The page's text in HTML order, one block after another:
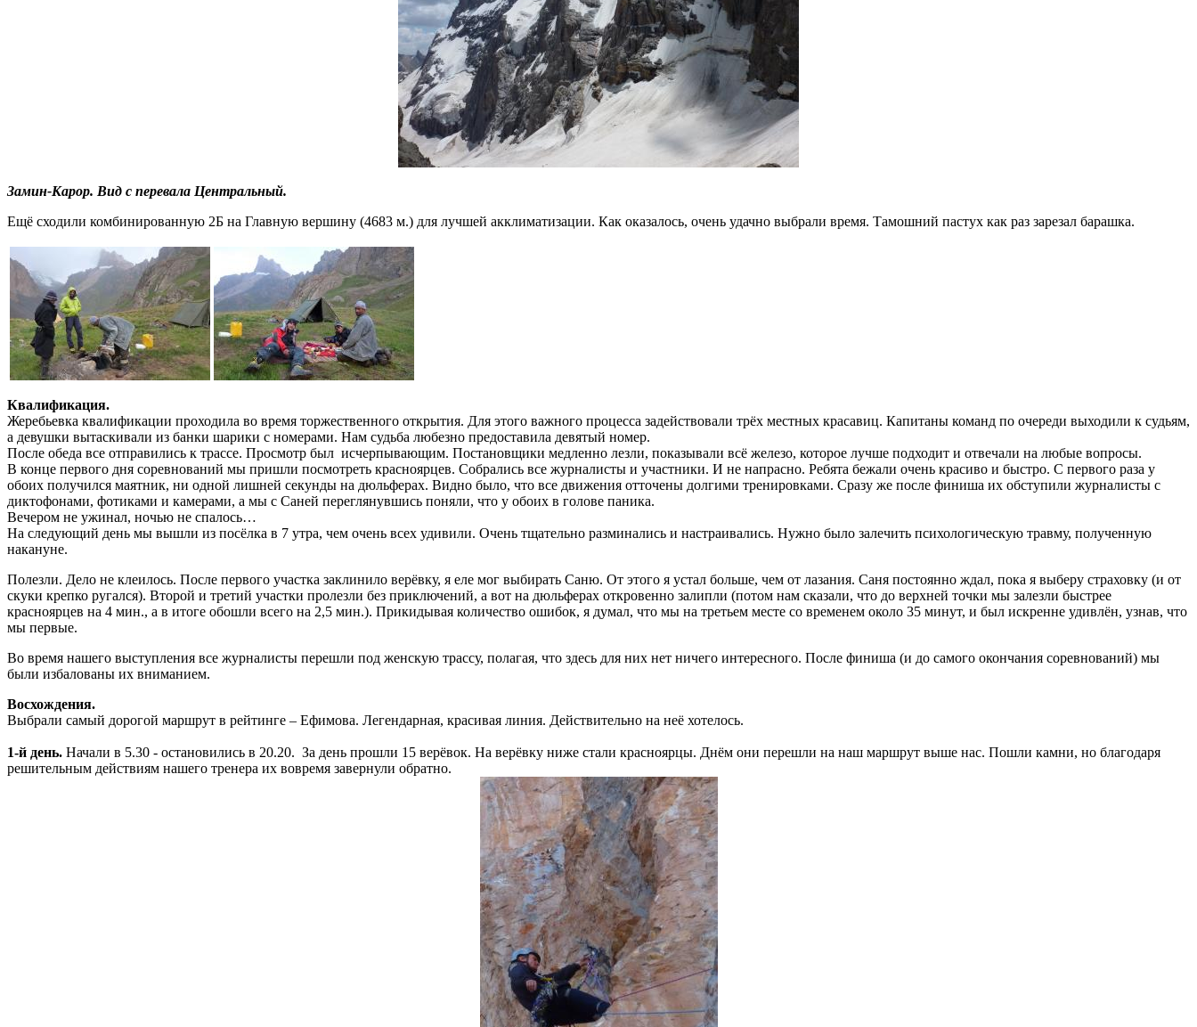
Замин-Карор. Вид с перевала Центральный.
Ещё сходили комбинированную 2Б на Главную вершину (4683 м.) для лучшей акклиматизации. Как оказалось, очень удачно выбрали время. Тамошний пастух как раз зарезал барашка.
Квалификация.
Жеребьевка квалификации проходила во время торжественного открытия. Для этого важного процесса задействовали трёх местных красавиц. Капитаны команд по очереди выходили к судьям,
а девушки вытаскивали из банки шарики с номерами. Нам судьба любезно предоставила девятый номер.
После обеда все отправились к трассе. Просмотр был исчерпывающим. Постановщики медленно лезли, показывали всё железо, которое лучше подходит и отвечали на любые вопросы.
В конце первого дня соревнований мы пришли посмотреть красноярцев. Собрались все журналисты и участники. И не напрасно. Ребята бежали очень красиво и быстро. С первого раза у
обоих получился маятник, ни одной лишней секунды на дюльферах. Видно было, что все движения отточены долгими тренировками. Сразу же после финиша их обступили журналисты с
диктофонами, фотиками и камерами, а мы с Саней переглянувшись поняли, что у обоих в голове паника.
Вечером не ужинал, ночью не спалось…
На следующий день мы вышли из посёлка в 7 утра, чем очень всех удивили. Очень тщательно разминались и настраивались. Нужно было залечить психологическую травму, полученную
накануне.
Полезли. Дело не клеилось. После первого участка заклинило верёвку, я еле мог выбирать Саню. От этого я устал больше, чем от лазания. Саня постоянно ждал, пока я выберу страховку (и от
скуки крепко ругался). Второй и третий участки пролезли без приключений, а вот на дюльферах откровенно залипли (потом нам сказали, что до верхней точки мы залезли быстрее
красноярцев на 4 мин., а в итоге обошли всего на 2,5 мин.). Прикидывая количество ошибок, я думал, что мы на третьем месте со временем около 35 минут, и был искренне удивлён, узнав, что
мы первые.
Во время нашего выступления все журналисты перешли под женскую трассу, полагая, что здесь для них нет ничего интересного. После финиша (и до самого окончания соревнований) мы
были избалованы их вниманием.
Восхождения.
Выбрали самый дорогой маршрут в рейтинге – Ефимова. Легендарная, красивая линия. Действительно на неё хотелось.
1-й день. Начали в 5.30 - остановились в 20.20. За день прошли 15 верёвок. На верёвку ниже стали красноярцы. Днём они перешли на наш маршрут выше нас. Пошли камни, но благодаря
решительным действиям нашего тренера их вовремя завернули обратно.